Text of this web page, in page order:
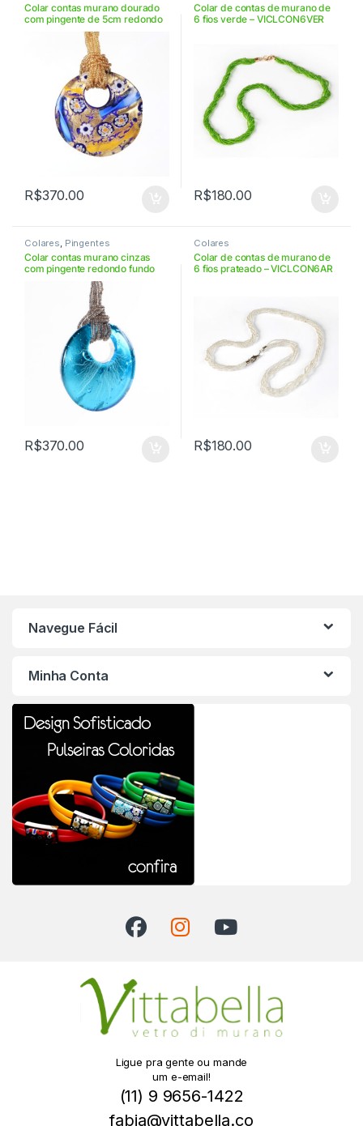
Colar contas murano dourado
com pingente de 5cm redondo
– VICLD5OR63CON
R$370.00
Colar de contas de murano de
6 fios verde – VICLCON6VER
R$180.00
Colares Pingentes
Colar contas murano cinzas
com pingente redondo fundo
prata turquesa –
VICL6FCD5ARG07
R$370.00
Colares
Colar de contas de murano de
6 fios prateado – VICLCON6AR
R$180.00
Navegue Fácil
Minha Conta
Ligue pra gente ou mande
um e-email!
(11) 9 9656-1422
fabia@vittabella.co